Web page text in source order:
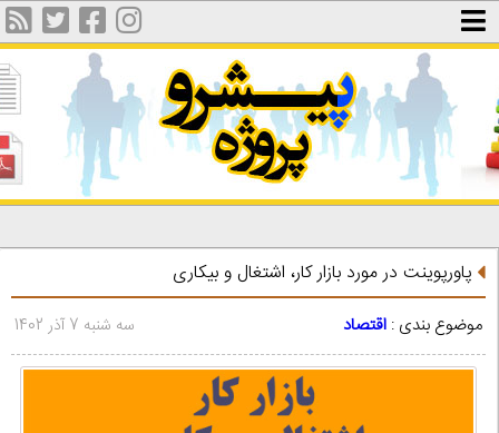
پاورپوینت در مورد بازار کار، اشتغال و بیکاری
موضوع بندی : اقتصاد سه شنبه 7 آذر 1402